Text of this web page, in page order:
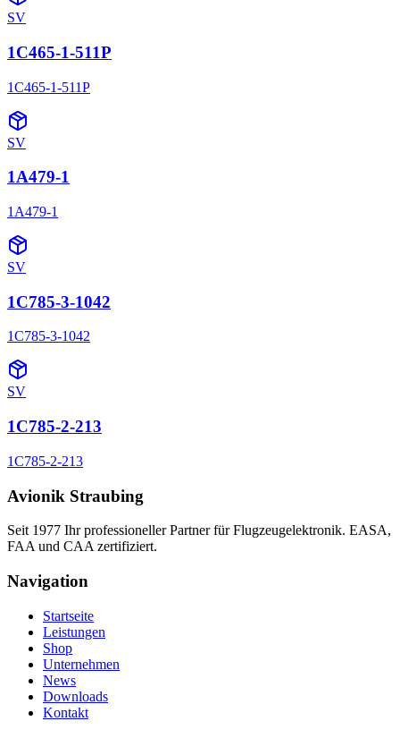
SV
1C465-1-511P
1C465-1-511P
SV
1A479-1
1A479-1
SV
1C785-3-1042
1C785-3-1042
SV
1C785-2-213
1C785-2-213
Avionik Straubing
Seit 1977 Ihr professioneller Partner für Flugzeugelektronik. EASA,
FAA und CAA zertifiziert.
Navigation
Startseite
Leistungen
Shop
Unternehmen
News
Downloads
Kontakt